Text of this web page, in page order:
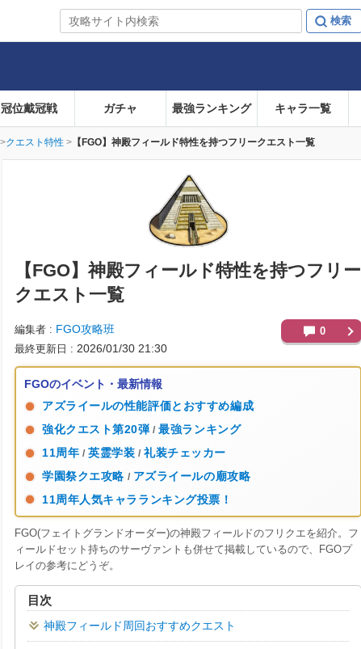
冠位戴冠戦 ガチャ 最強ランキング キャラ一覧
クエスト特性 【FGO】神殿フィールド特性を持つフリークエスト一覧
【FGO】神殿フィールド特性を持つフリー
クエスト一覧
編集者 FGO攻略班
最終更新日 2026/01/30 21:30
0
FGOのイベント・最新情報
アズライールの性能評価とおすすめ編成
強化クエスト第20弾 / 最強ランキング
11周年 / 英霊学装 / 礼装チェッカー
学園祭クエ攻略 / アズライールの廟攻略
11周年人気キャラランキング投票！
FGO(フェイトグランドオーダー)の神殿フィールドのフリクエを紹介。フ
ィールドセット持ちのサーヴァントも併せて掲載しているので、FGOプ
レイの参考にどうぞ。
目次
神殿フィールド周回おすすめクエスト